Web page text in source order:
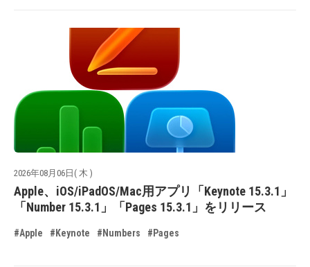
2026年08月06日( 木 )
Apple、iOS/iPadOS/Mac用アプリ「Keynote 15.3.1」
「Number 15.3.1」「Pages 15.3.1」をリリース
#Apple #Keynote #Numbers #Pages